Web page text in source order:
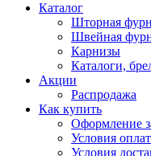
Каталог
Шторная
Швейная
Карнизы
Каталоги,
Акции
Распродажа
Как купить
Оформление
Условия
Условия